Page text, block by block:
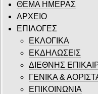
ΘΕΜΑ ΗΜΕΡΑΣ
ΑΡΧΕΙΟ
ΕΠΙΛΟΓΕΣ
ΕΚΛΟΓΙΚΑ
ΕΚΔΗΛΩΣΕΙΣ
ΔΙΕΘΝΗΣ
ΓΕΝΙΚΑ &
ΕΠΙΚΟΙΝΩΝΙΑ